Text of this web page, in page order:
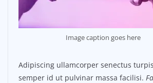
Image caption goes here
Adipiscing ullamcorper senectus
semper id ut pulvinar massa facilisi.